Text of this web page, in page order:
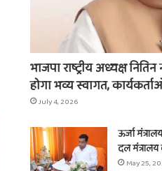
भाजपा राष्ट्रीय अध्यक्ष
होगा भव्य स्वागत,
July 4, 2026
ऊर्जा
दल मंत्रालय
May 25,